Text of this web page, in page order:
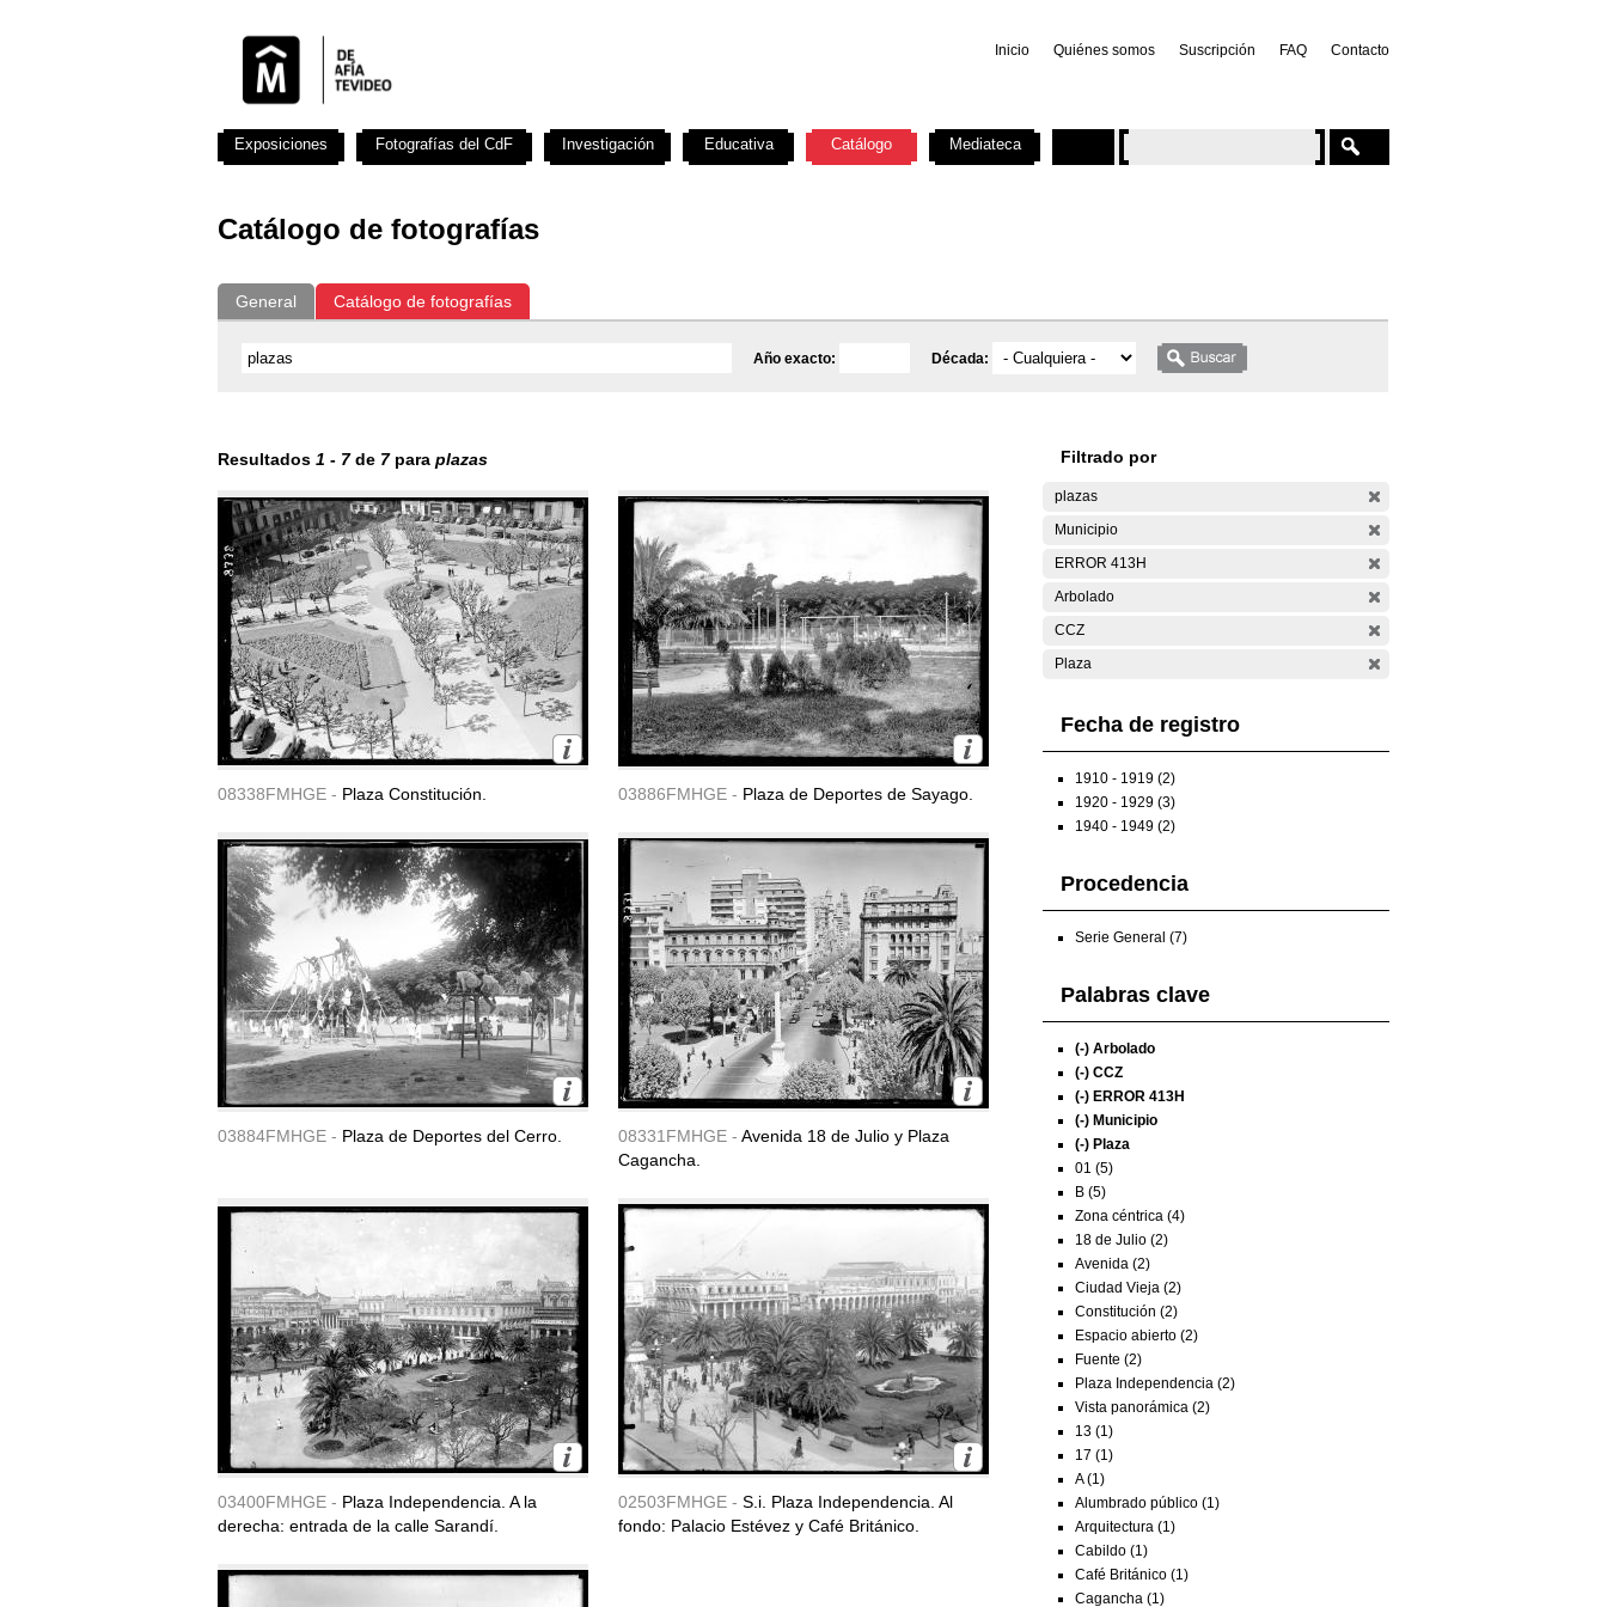
Inicio Quiénes somos Suscripción FAQ Contacto
Catálogo de fotografías
General Catálogo de fotografías
Año exacto: Década:
Resultados 1 - 7de 7para plazas
08338FMHGE - Plaza Constitución. 03886FMHGE - Plaza de Deportes de Sayago.
03884FMHGE - Plaza de Deportes del Cerro. 08331FMHGE - Avenida 18 de Julio y Plaza
Cagancha.
03400FMHGE - Plaza Independencia. A la
derecha: entrada de la calle Sarandí.
02503FMHGE - S.i. Plaza Independencia. Al
fondo: Palacio Estévez y Café Británico.
Filtrado por
plazas
Municipio
ERROR 413H
Arbolado
CCZ
Plaza
Fecha de registro
1910 - 1919 (2)
1920 - 1929 (3)
1940 - 1949 (2)
Procedencia
Serie General (7)
Palabras clave
(-) Arbolado
(-) CCZ
(-) ERROR 413H
(-) Municipio
(-) Plaza
01 (5)
B (5)
Zona céntrica (4)
18 de Julio (2)
Avenida (2)
Ciudad Vieja (2)
Constitución (2)
Espacio abierto (2)
Fuente (2)
Plaza Independencia (2)
Vista panorámica (2)
13 (1)
17 (1)
A (1)
Alumbrado público (1)
Arquitectura (1)
Cabildo (1)
Café Británico (1)
Cagancha (1)
Exposiciones Fotografías del CdF Investigación Educativa Catálogo Mediateca